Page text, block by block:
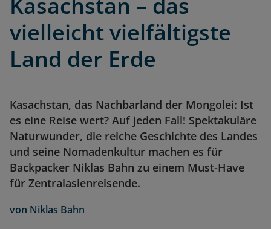
vielleicht vielfältigste
Land der Erde
Kasachstan, das Nachbarland der Mongolei: Ist
es eine Reise wert? Auf jeden Fall! Spektakuläre
Naturwunder, die reiche Geschichte des Landes
und seine Nomadenkultur machen es für
Backpacker Niklas Bahn zu einem Must-Have
für Zentralasienreisende.
von Niklas Bahn